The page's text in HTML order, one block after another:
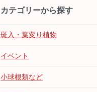
カテゴリーから探す
斑入・葉変り植物
イベント
小球根類など